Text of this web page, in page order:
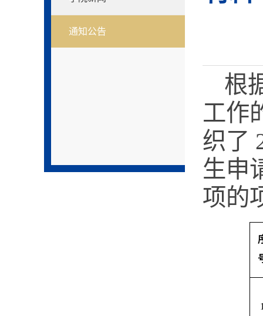
通知公告
根
工作
织了
生申
项的